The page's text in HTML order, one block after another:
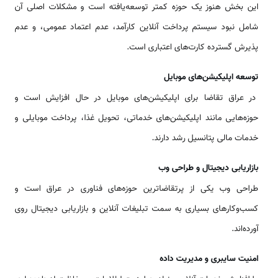
این بخش هنوز یک حوزه کمتر توسعه‌یافته است و مشکلات اصلی آن
شامل نبود سیستم پرداخت آنلاین کارآمد، عدم اعتماد عمومی، و عدم
پذیرش گسترده کارت‌های اعتباری است.
توسعه اپلیکیشن‌های موبایل
در عراق تقاضا برای اپلیکیشن‌های موبایل در حال افزایش است و
حوزه‌هایی مانند اپلیکیشن‌های خدماتی، تحویل غذا، پرداخت موبایلی و
خدمات مالی پتانسیل رشد دارند.
بازاریابی دیجیتال و طراحی وب
طراحی وب یکی از پرتقاضاترین حوزه‌های فناوری در عراق است و
کسب‌وکارهای بسیاری به سمت تبلیغات آنلاین و بازاریابی دیجیتال روی
آورده‌اند.
امنیت سایبری و مدیریت داده